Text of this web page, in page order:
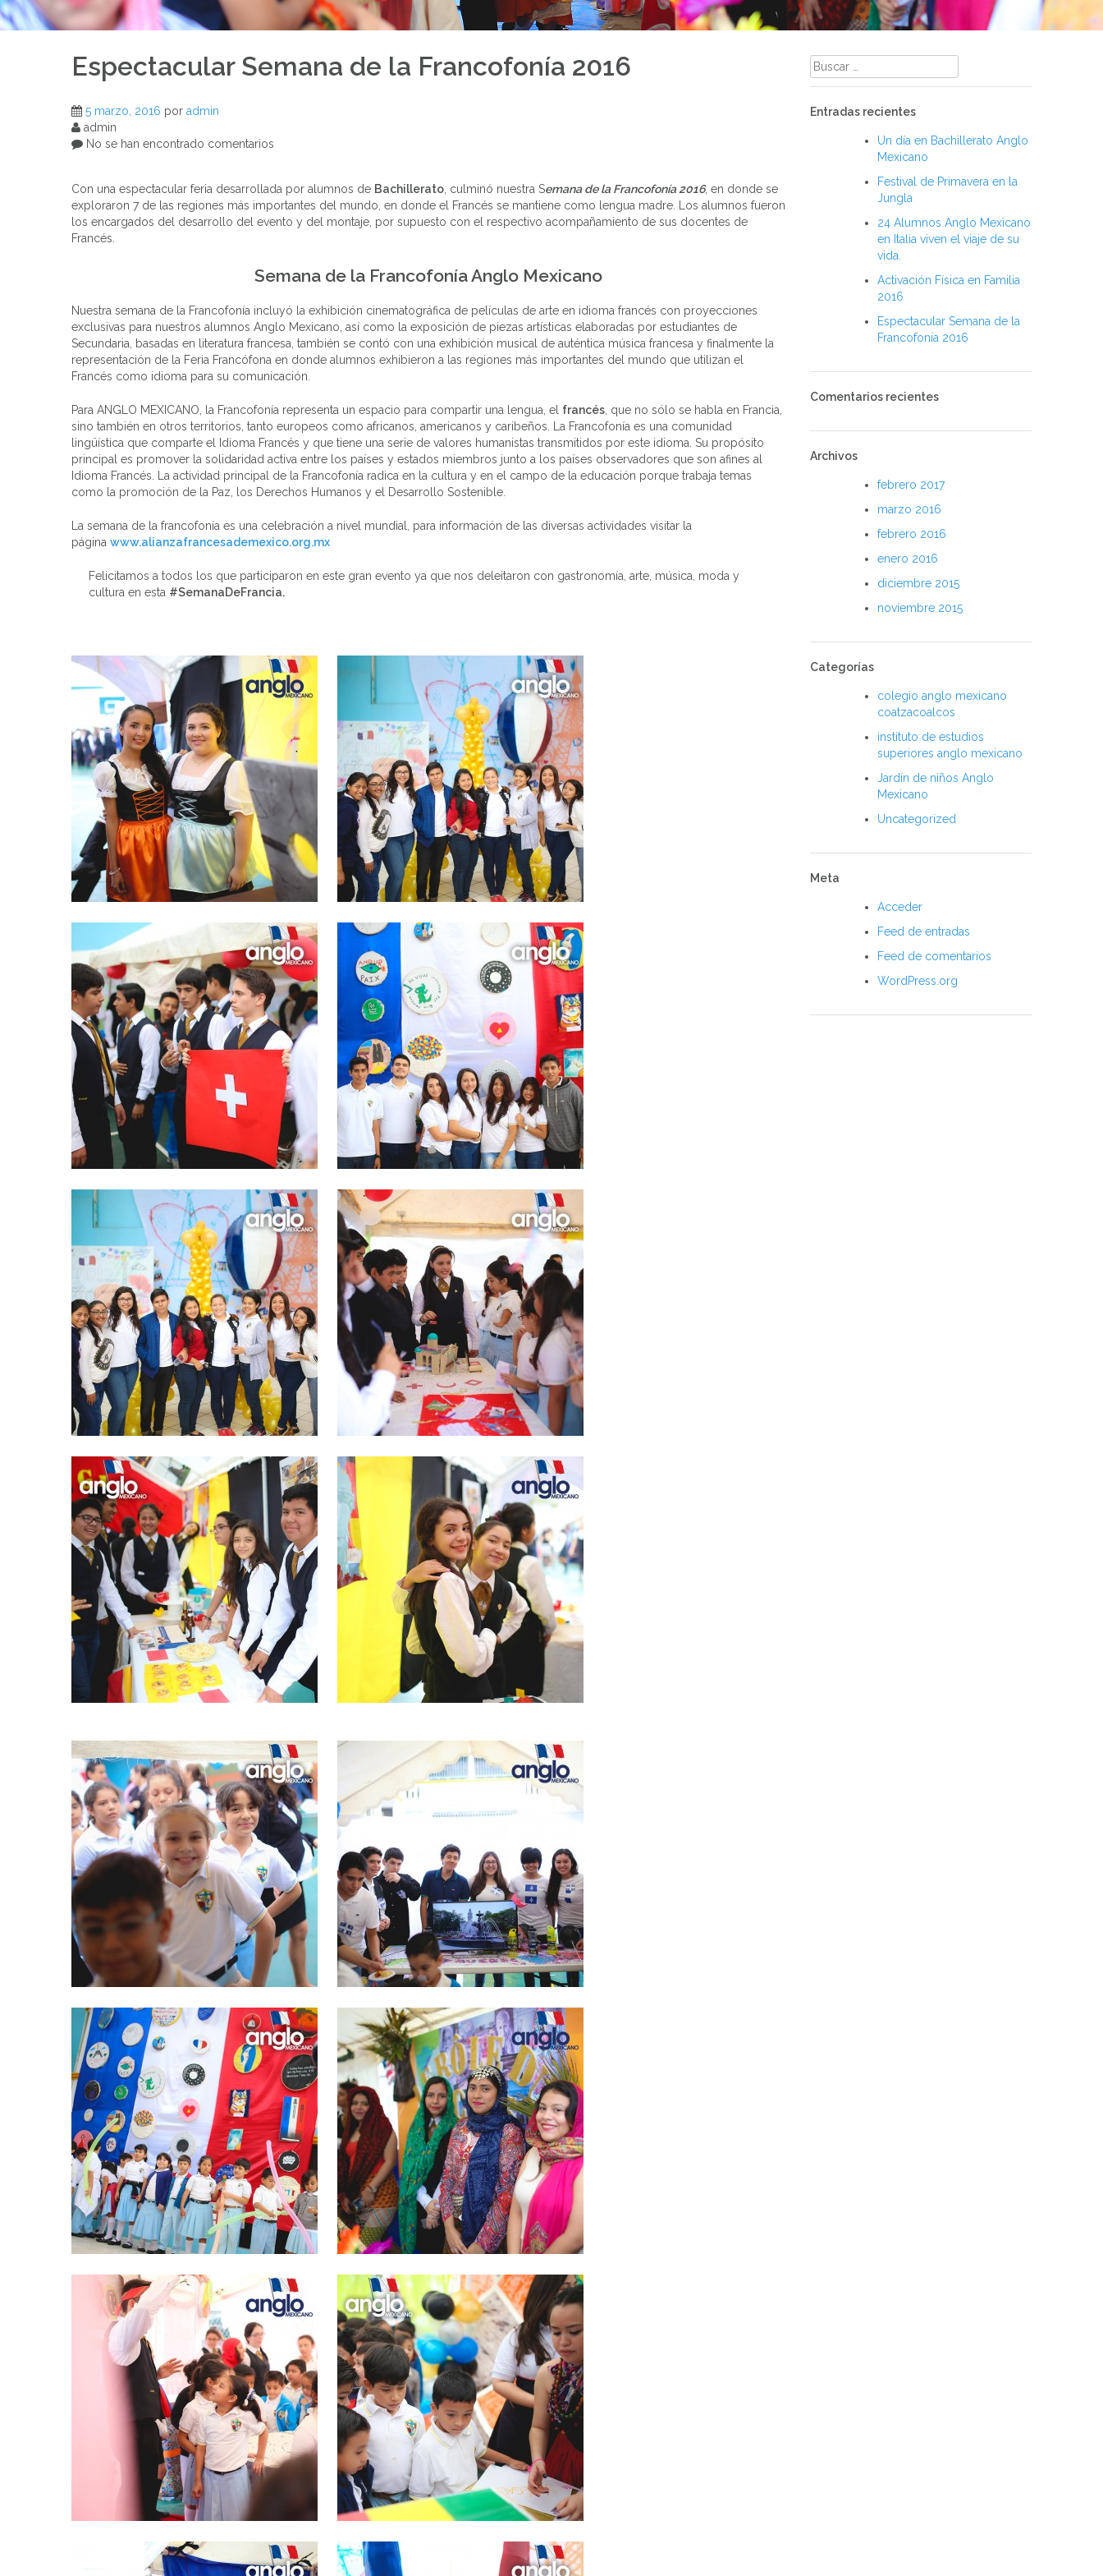
Espectacular Semana de la Francofonía 2016
5 marzo, 2016 por admin
admin
No se han encontrado comentarios
Con una espectacular feria desarrollada por alumnos de Bachillerato , culminó nuestra Semana de la Francofonía 2016, en donde se
exploraron 7 de las regiones más importantes del mundo, en donde el Francés se mantiene como lengua madre. Los alumnos fueron
los encargados del desarrollo del evento y del montaje, por supuesto con el respectivo acompañamiento de sus docentes de
Francés.
Semana de la Francofonía Anglo Mexicano
Nuestra semana de la Francofonía incluyó la exhibición cinematográfica de películas de arte en idioma francés con proyecciones
exclusivas para nuestros alumnos Anglo Mexicano, así como la exposición de piezas artísticas elaboradas por estudiantes de
Secundaria, basadas en literatura francesa, también se contó con una exhibición musical de auténtica música francesa y finalmente la
representación de la Feria Francófona en donde alumnos exhibieron a las regiones más importantes del mundo que utilizan el
Francés como idioma para su comunicación.
Para ANGLO MEXICANO, la Francofonía representa un espacio para compartir una lengua, el francés, que no sólo se habla en Francia,
sino también en otros territorios, tanto europeos como africanos, americanos y caribeños. La Francofonía es una comunidad
lingüística que comparte el Idioma Francés y que tiene una serie de valores humanistas transmitidos por este idioma. Su propósito
principal es promover la solidaridad activa entre los países y estados miembros junto a los países observadores que son afines al
Idioma Francés. La actividad principal de la Francofonía radica en la cultura y en el campo de la educación porque trabaja temas
como la promoción de la Paz, los Derechos Humanos y el Desarrollo Sostenible.
La semana de la francofonía es una celebración a nivel mundial, para información de las diversas actividades visitar la
página www.alianzafrancesademexico.org.mx
Felicitamos a todos los que participaron en este gran evento ya que nos deleitaron con gastronomía, arte, música, moda y
cultura en esta #SemanaDeFrancia.
Buscar:
Entradas recientes
Un día en Bachillerato Anglo
Mexicano
Festival de Primavera en la
Jungla
24 Alumnos Anglo Mexicano
en Italia viven el viaje de su
vida.
Activación Física en Familia
2016
Espectacular Semana de la
Francofonía 2016
Comentarios recientes
Archivos
febrero 2017
marzo 2016
febrero 2016
enero 2016
diciembre 2015
noviembre 2015
Categorías
colegio anglo mexicano
coatzacoalcos
instituto de estudios
superiores anglo mexicano
Jardín de niños Anglo
Mexicano
Uncategorized
Meta
Acceder
Feed de entradas
Feed de comentarios
WordPress.org